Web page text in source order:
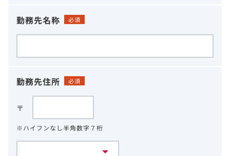
勤務先名称 必須
勤務先住所 必須
〒
※ハイフンなし半角数字７桁